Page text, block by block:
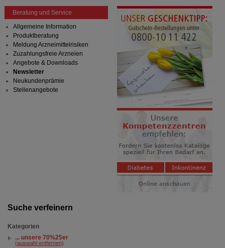
Suche verfeinern
Kategorien
... unsere 70%25er
(auswahl entfernen)
Beratung und Service
Allgemeine Information
Produktberatung
Meldung Arzneimittelrisiken
Zuzahlungsfreie Arzneien
Angebote & Downloads
Newsletter
Neukundenprämie
Stellenangebote